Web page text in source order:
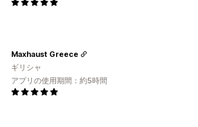
Maxhaust Greece
ギリシャ
アプリの使用期間：約5時間